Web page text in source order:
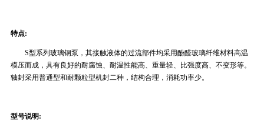
特点:
S型系列玻璃钢泵，其接触液体的过流部件均采用酚醛玻璃纤维材料高温
模压而成，具有良好的耐腐蚀、耐温性能高、重量轻、比强度高、不变形等。
轴封采用普通型和耐颗粒型机封二种，结构合理，消耗功率少。
型号说明: